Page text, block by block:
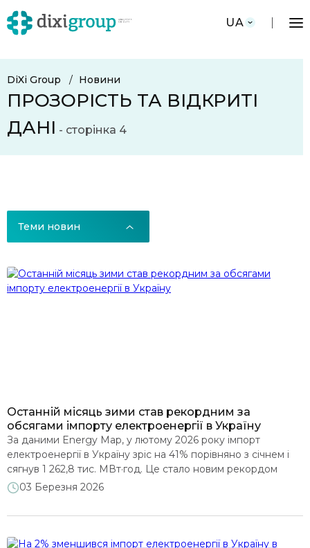
UA
DiXi Group Новини
ПРОЗОРІСТЬ ТА ВІДКРИТІ
ДАНІ - сторінка 4
Теми новин
Всі новини
Муніципальні енергетичні плани
Виконання програм МВФ та ЄС
Прозорість та відкриті дані
Розвиток енергетичних ринків
Останній місяць зими став рекордним за
обсягами імпорту електроенергії в Україну
За даними Energy Map, у лютому 2026 року імпорт
електроенергії в Україну зріс на 41% порівняно з січнем і
сягнув 1 262,8 тис. МВт·год. Це стало новим рекордом
імпорту за місяць з моменту запуску нового ринку
місяці поспіль. Для порівняння: у лютому 2025 року імпорт
03 Березня 2026